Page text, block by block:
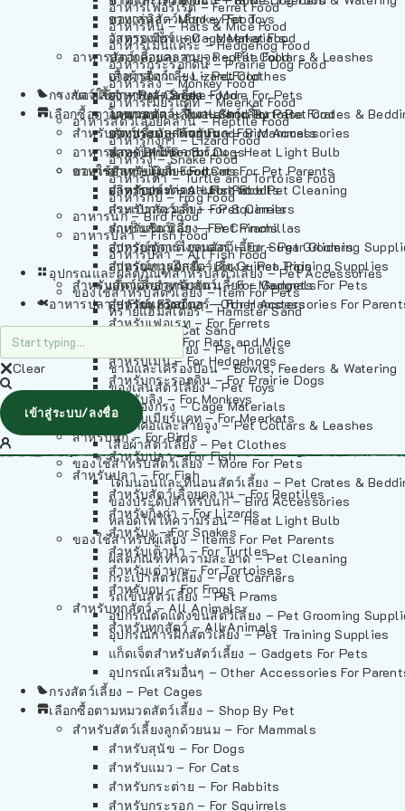
อาหารเฟอร์เร็ต – Ferret Food
อาหารหนู – Rats & Mice Food
อาหารเม่นแคระ – Hedgehog Food
อาหารกระรอกดิน – Prairie Dog Food
อาหารลิง – Monkey Food
อาหารเมียร์แคท – Meerkat Food
อาหารสัตว์เลี้อยคลาน – Reptile Food
อาหารกิ้งก่า – Lizard Food
อาหารงู – Snake Food
อาหารเต่า – Turtle and Tortoise Food
อาหารกบ – Frog Food
อาหารนก – Bird Food
อาหารปลา – Fish Food
อาหารปลา – All Fish Food
อุปกรณและผลิตภัณฑ์สำหรับสัตว์เลี้ยง – Pet Accessories
ของใช้สำหรับสัตว์เลี้ยง – Item For Pets
ทรายแฮมสเตอร์ – Hamster Sand
ทรายแมว – Cat Sand
ห้องน้ำสัตว์เลี้ยง – Pet Toilets
ชามและเครื่องป้อน – Bowls, Feeders & Watering
ของเล่นสัตว์เลี้ยง – Pet Toys
วัสดุรองกรง – Cage Materials
ปลอกคอและสายจูง – Pet Collars & Leashes
เสื้อผ้าสัตว์เลี้ยง – Pet Clothes
ของใช้สำหรับสัตว์เลี้ยง – More For Pets
โดมนอนและที่นอนสัตว์เลี้ยง – Pet Crates &
ของประดับสำหรับนก – Bird Accessories
หลอดไฟให้ความร้อน – Heat Light Bulb
ของใช้สำหรับผู้เลี้ยง – Items For Pet Parents
ผลิตภัณฑ์ทำความสะอาด – Pet Cleaning
กระเป๋าสัตว์เลี้ยง – Pet Carriers
รถเข็นสัตว์เลี้ยง – Pet Prams
อุปกรณ์ตัดแต่งขนสัตว์เลี้ยง – Pet Grooming
อุปกรณ์การฝึกสัตว์เลี้ยง – Pet Training Supplies
แก็ดเจ็ตสำหรับสัตว์เลี้ยง – Gadgets For Pets
อุปกรณ์เสริมอื่นๆ – Other Accessories For
กรงสัตว์เลี้ยง – Pet Cages
เลือกซื้อตามหมวดสัตว์เลี้ยง – Shop By Pet
สำหรับสัตว์เลี้ยงลูกด้วยนม – For Mammals
สำหรับสุนัข – For Dogs
สำหรับแมว – For Cats
สำหรับกระต่าย – For Rabbits
สำหรับกระรอก – For Squirrels
อาหารลิง – Monkey Food
อาหารเมียร์แคท – Meerkat Food
อาหารสัตว์เลี้อยคลาน – Reptile Food
อาหารกิ้งก่า – Lizard Food
อาหารงู – Snake Food
อาหารเต่า – Turtle and Tortoise Food
อาหารกบ – Frog Food
อาหารนก – Bird Food
อาหารปลา – Fish Food
อาหารปลา – All Fish Food
ของเล่นสัตว์เลี้ยง – Pet Toys
วัสดุรองกรง – Cage Materials
ปลอกคอและสายจูง – Pet Collars & Leashes
เสื้อผ้าสัตว์เลี้ยง – Pet Clothes
ของใช้สำหรับสัตว์เลี้ยง – More For Pets
โดมนอนและที่นอนสัตว์เลี้ยง – Pet Crates &
ของประดับสำหรับนก – Bird Accessories
หลอดไฟให้ความร้อน – Heat Light Bulb
ของใช้สำหรับผู้เลี้ยง – Items For Pet Parents
ผลิตภัณฑ์ทำความสะอาด – Pet Cleaning
กระเป๋าสัตว์เลี้ยง – Pet Carriers
รถเข็นสัตว์เลี้ยง – Pet Prams
อุปกรณ์ตัดแต่งขนสัตว์เลี้ยง – Pet Grooming
อุปกรณ์การฝึกสัตว์เลี้ยง – Pet Training Supplies
แก็ดเจ็ตสำหรับสัตว์เลี้ยง – Gadgets For Pets
อุปกรณ์เสริมอื่นๆ – Other Accessories For
กรงสัตว์เลี้ยง – Pet Cages
เลือกซื้อตามหมวดสัตว์เลี้ยง – Shop By Pet
สำหรับสัตว์เลี้ยงลูกด้วยนม – For Mammals
สำหรับสุนัข – For Dogs
สำหรับแมว – For Cats
สำหรับกระต่าย – For Rabbits
สำหรับกระรอก – For Squirrels
สำหรับชินชิล่า – For Chinchillas
สำหรับชูการ์ไกลเดอร์ – For Sugar Gliders
สำหรับหนูแกสบี้ – For Guinea Pigs
สำหรับสัตว์เลี้ยงลูกด้วยนม – For Mammals
สำหรับแฮมสเตอร์ – For Hamsters
สำหรับเฟอเรท – For Ferrets
สำหรับหนู – For Rats and Mice
สำหรับเม่น – For Hedgehogs
สำหรับกระรอกดิน – For Prairie Dogs
สำหรับลิง – For Monkeys
สำหรับเมียร์แคท – For Meerkats
สำหรับนก – For Birds
สำหรับปลา – For Fish
สำหรับปลา – For Fish
สำหรับสัตว์เลื้อยคลาน – For Reptiles
สำหรับกิ้งก่า – For Lizards
สำหรับงู – For Snakes
สำหรับเต่าน้ำ – For Turtles
สำหรับเต่าบก – For Tortoises
สำหรับกบ – For Frogs
สำหรับทุกสัตว์ – All Animals
สำหรับทุกสัตว์ – All Animals
อาหารปลา – Fish Food
Clear
เข้าสู่ระบบ/ลงชื่อ